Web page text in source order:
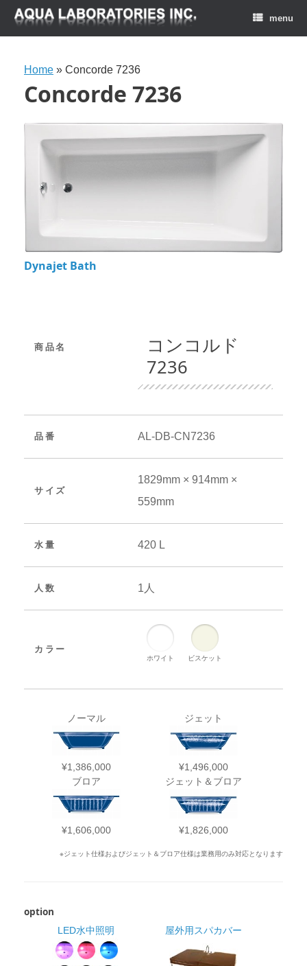
menu
Home » Concorde 7236
Concorde 7236
Dynajet Bath
商品名
コンコルド
7236
品番 AL-DB-CN7236
サイズ
1829mm × 914mm ×
559mm
水量 420 L
人数 1人
カラー
ホワイト ビスケット
ノーマル
¥1,386,000
ジェット
¥1,496,000
ブロア
¥1,606,000
ジェット＆ブロア
¥1,826,000
※ジェット仕様およびジェット＆ブロア仕様は業務用のみ対応となります
option
LED水中照明 屋外用スパカバー